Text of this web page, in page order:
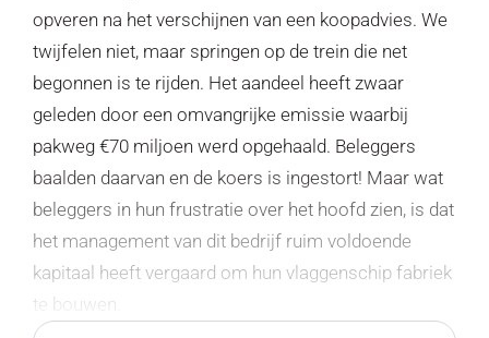
opveren na het verschijnen van een koopadvies. We
twijfelen niet, maar springen op de trein die net
begonnen is te rijden. Het aandeel heeft zwaar
geleden door een omvangrijke emissie waarbij
pakweg €70 miljoen werd opgehaald. Beleggers
baalden daarvan en de koers is ingestort! Maar wat
beleggers in hun frustratie over het hoofd zien, is dat
het management van dit bedrijf ruim voldoende
kapitaal heeft vergaard om hun vlaggenschip fabriek
te bouwen.